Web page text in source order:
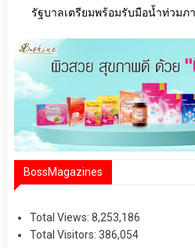
รัฐบาลเตรียมพร้อมรับมือน้ำท่วมภา
BossMagazines
Total Views: 8,253,186
Total Visitors: 386,054